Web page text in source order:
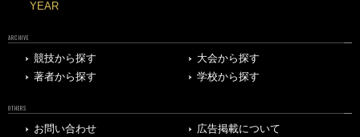
YEAR
ARCHIVE
競技から探す
大会から探す
著者から探す
学校から探す
OTHERS
お問い合わせ
広告掲載について